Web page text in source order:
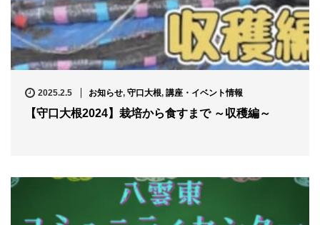
2025.2.5 お知らせ, 守口大根, 講座・イベント情報
【守口大根2024】栽培から食すまで ～収穫編～